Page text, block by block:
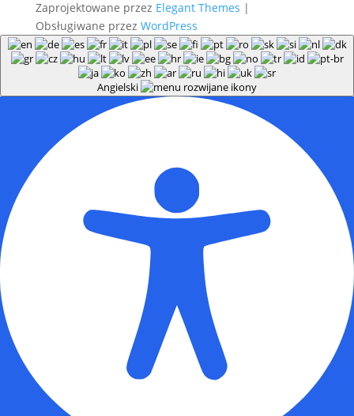
Zaprojektowane przez Elegant Themes |
Obsługiwane przez WordPress
Angielski